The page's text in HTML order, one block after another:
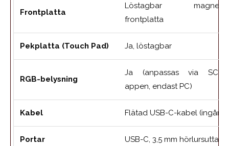
Frontplatta
Löstagbar
frontplatta
Pekplatta (Touch Pad) Ja, löstagbar
RGB-belysning
Ja (anpassas via
appen, endast PC)
Kabel Flätad USB-C-kabel (ingår)
Portar USB-C, 3,5 mm hörlursuttag